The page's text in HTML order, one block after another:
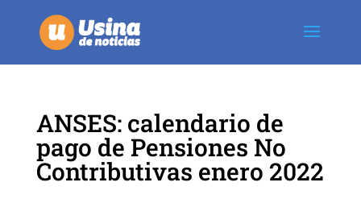
ANSES: calendario de
pago de Pensiones No
Contributivas enero 2022